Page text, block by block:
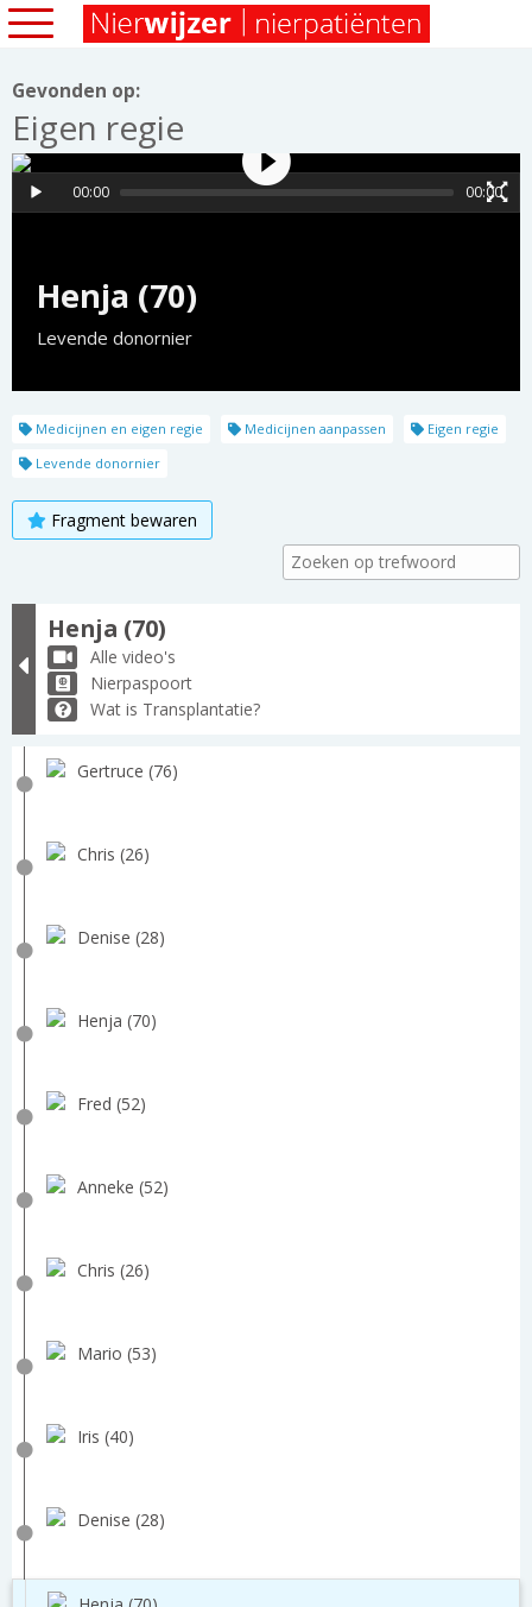
Gevonden op:
Eigen regie
Henja (70)
Levende donornier
00:00 00:00
Medicijnen en eigen regie Medicijnen aanpassen
Eigen regie
Levende donornier
Fragment bewaren
Henja (70)
Alle video's
Nierpaspoort
Wat is Transplantatie?
Gertruce (76)
Chris (26)
Denise (28)
Henja (70)
Fred (52)
Anneke (52)
Chris (26)
Mario (53)
Iris (40)
Denise (28)